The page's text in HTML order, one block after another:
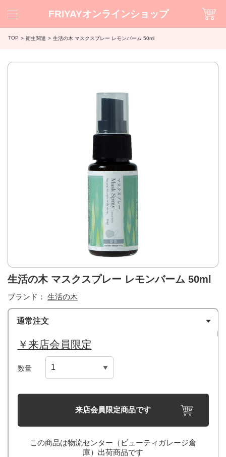
FRIYAYオンラインショップ
TOP 衛生関連 生活の木 マスクスプレー レモンバーム 50ml
生活の木 マスクスプレー レモンバーム 50ml
ブランド： 生活の木
通常注文
￥来店会員限定
数量
来店会員限定商品です
この商品は物流センター（ビューティガレージ倉
庫）出荷商品です